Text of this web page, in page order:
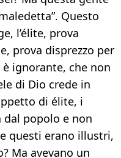
Questo
l’élite, prova
prova disprezzo per
è ignorante, che non
di Dio crede in
di élite, i
dal popolo e non
questi erano illustri,
Ma avevano un